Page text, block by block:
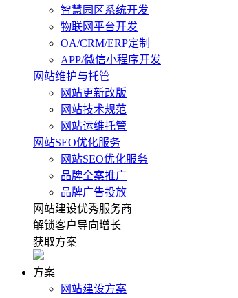
智慧园区系统开发
物联网平台开发
OA/CRM/ERP定制
APP/微信小程序开发
网站维护与托管
网站更新改版
网站技术规范
网站运维托管
网站SEO优化服务
网站SEO优化服务
品牌全案推广
品牌广告投放
网站建设优秀服务商
解锁客户导向增长
获取方案
方案
网站建设方案